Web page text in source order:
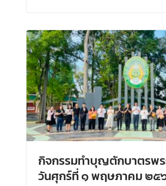
กิจกรรมทำบุญตักบาตรพร
วันศุกร์ที่ ๑ พฤษภาคม ๒๕